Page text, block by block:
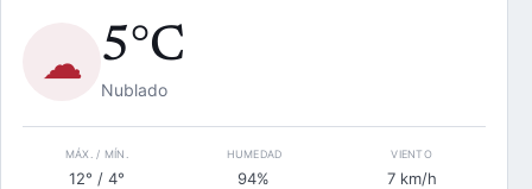
☁ 5°C
Nublado
MÁX. / MÍN.
12° / 4°
HUMEDAD
94%
VIENTO
7 km/h